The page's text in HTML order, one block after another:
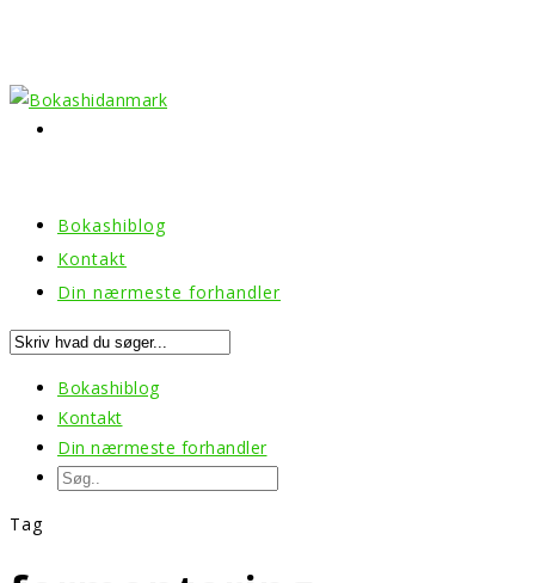
Bokashiblog
Kontakt
Din nærmeste forhandler
Bokashiblog
Kontakt
Din nærmeste forhandler
Tag